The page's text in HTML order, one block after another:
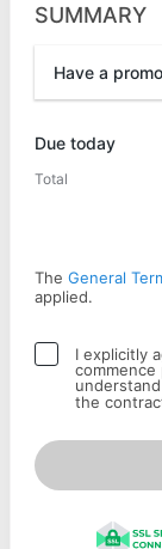
SUMMARY
Have a
Due today
Total
The General
applied.
I explicitly
the